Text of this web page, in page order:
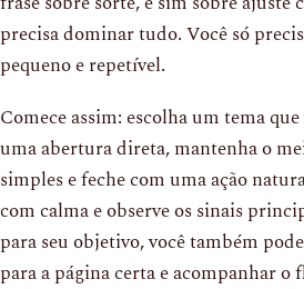
precisa dominar tudo. Você só
pequeno e repetível.
Comece assim: escolha um tema
uma abertura direta, mantenha o
simples e feche com uma ação
com calma e observe os sinais
para seu objetivo, você também
para a página certa e acompanhar o